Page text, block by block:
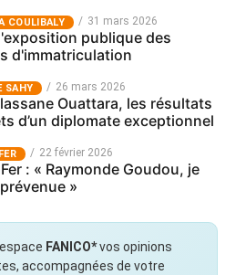
COULIBALY 31 mars 2026
publique des
d'immatriculation
SAHY 26 mars 2026
Ouattara, les résultats
d’un diplomate exceptionnel
22 février 2026
: « Raymonde Goudou, je
»
FANICO*vos opinions
accompagnées de votre